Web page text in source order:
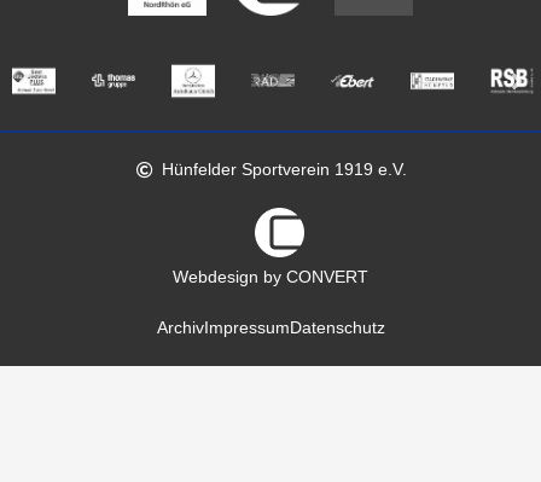
Hünfelder Sportverein 1919 e.V.
Webdesign by CONVERT
ArchivImpressumDatenschutz